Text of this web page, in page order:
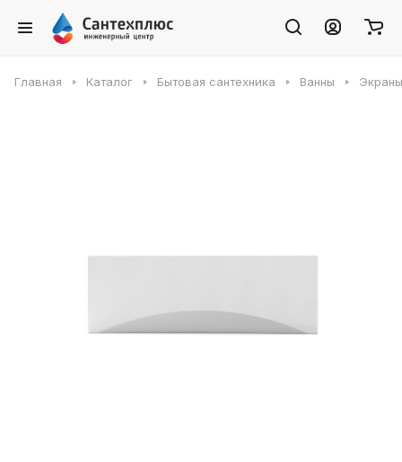
Главная Каталог Бытовая сантехника Ванны